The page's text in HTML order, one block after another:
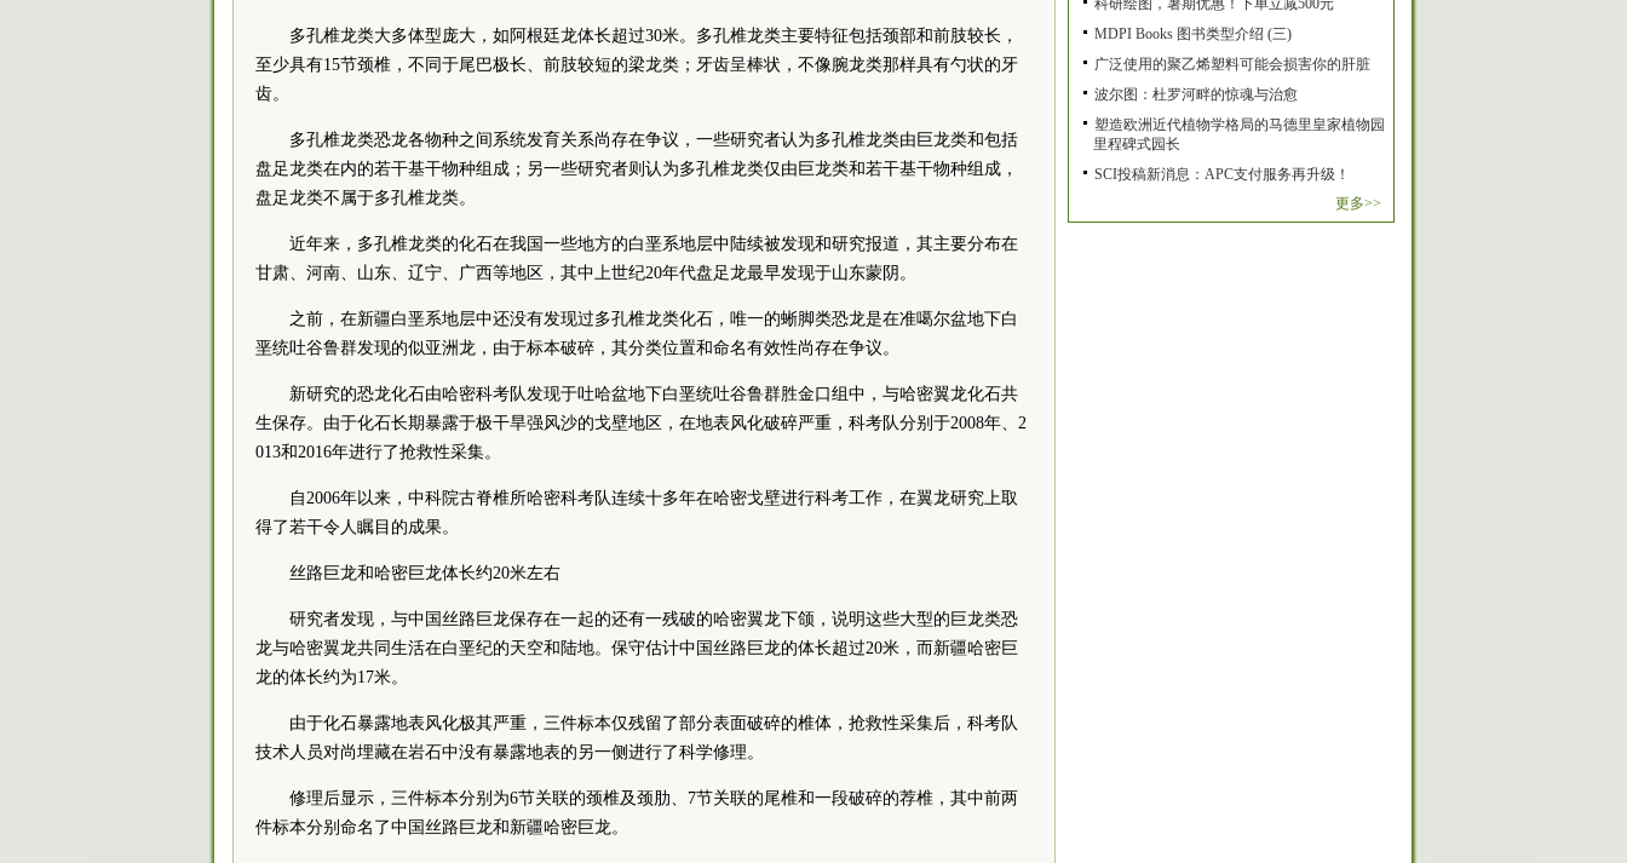
多孔椎龙类大多体型庞大，如阿根廷龙体长超过30米。多孔椎龙类主要特征包括颈部和前肢较长，
至少具有15节颈椎，不同于尾巴极长、前肢较短的梁龙类；牙齿呈棒状，不像腕龙类那样具有勺状的牙
齿。
多孔椎龙类恐龙各物种之间系统发育关系尚存在争议，一些研究者认为多孔椎龙类由巨龙类和包括
盘足龙类在内的若干基干物种组成；另一些研究者则认为多孔椎龙类仅由巨龙类和若干基干物种组成，
盘足龙类不属于多孔椎龙类。
近年来，多孔椎龙类的化石在我国一些地方的白垩系地层中陆续被发现和研究报道，其主要分布在
甘肃、河南、山东、辽宁、广西等地区，其中上世纪20年代盘足龙最早发现于山东蒙阴。
之前，在新疆白垩系地层中还没有发现过多孔椎龙类化石，唯一的蜥脚类恐龙是在准噶尔盆地下白
垩统吐谷鲁群发现的似亚洲龙，由于标本破碎，其分类位置和命名有效性尚存在争议。
新研究的恐龙化石由哈密科考队发现于吐哈盆地下白垩统吐谷鲁群胜金口组中，与哈密翼龙化石共
生保存。由于化石长期暴露于极干旱强风沙的戈壁地区，在地表风化破碎严重，科考队分别于2008年、2
013和2016年进行了抢救性采集。
自2006年以来， 中科院古脊椎所哈密科考队连续十多年在哈密戈壁进行科考工作，在翼龙研究上取
得了若干令人瞩目的成果。
丝路巨龙和哈密巨龙体长约20米左右
研究者发现，与中国丝路巨龙保存在一起的还有一残破的哈密翼龙下颌，说明这些大型的巨龙类恐
龙与哈密翼龙共同生活在白垩纪的天空和陆地。保守估计中国丝路巨龙的体长超过20米，而新疆哈密巨
龙的体长约为17米。
由于化石暴露地表风化极其严重，三件标本仅残留了部分表面破碎的椎体，抢救性采集后，科考队
技术人员对尚埋藏在岩石中没有暴露地表的另一侧进行了科学修理。
修理后显示，三件标本分别为6节关联的颈椎及颈肋、7节关联的尾椎和一段破碎的荐椎，其中前两
件标本分别命名了中国丝路巨龙和新疆哈密巨龙。
科研绘图，暑期优惠！下单立减500元
MDPI Books 图书类型介绍 (三)
广泛使用的聚乙烯塑料可能会损害你的肝脏
波尔图：杜罗河畔的惊魂与治愈
塑造欧洲近代植物学格局的马德里皇家植物园
里程碑式园长
SCI投稿新消息：APC支付服务再升级！
更多>>